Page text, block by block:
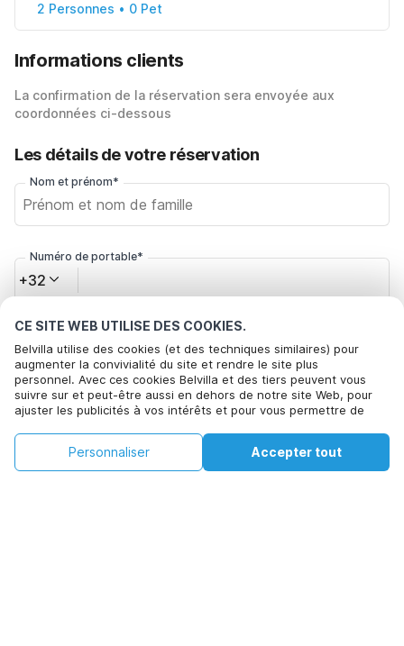
CE SITE WEB UTILISE DES COOKIES.
Belvilla utilise des cookies (et des techniques similaires) pour
augmenter la convivialité du site et rendre le site plus
personnel. Avec ces cookies Belvilla et des tiers peuvent vous
suivre sur et peut-être aussi en dehors de notre site Web, pour
ajuster les publicités à vos intérêts et pour vous permettre de
Accepter, vous acceptez de le faire. Plus d'informations peuvent
être trouvées dans notre
politique de cookie.
Accepter tout
Personnaliser
2 Personnes • 0 Pet
Informations clients
La confirmation de la réservation sera envoyée aux
coordonnées ci-dessous
Les détails de votre réservation
Nom et prénom*
Numéro de portable*
+32
Votre adresse e-mail*
Cliquez ici pour vous désabonner des offres de Belvilla. Vous
pouvez vous désinscrire à tout moment à l'avenir
Voir les disponibilités
€199
+
Voir les disponibilités